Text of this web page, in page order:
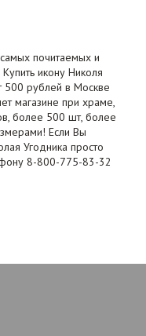
почитаемых и
икону Николя
500 рублей в Москве
магазине при храме,
более 500 шт, более
Если Вы
Угодника просто
8-800-775-83-32